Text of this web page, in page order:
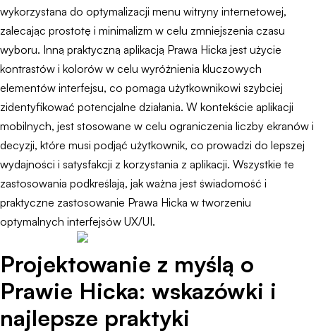
wykorzystana do optymalizacji menu witryny internetowej,
zalecając prostotę i minimalizm w celu zmniejszenia czasu
wyboru. Inną praktyczną aplikacją Prawa Hicka jest użycie
kontrastów i kolorów w celu wyróżnienia kluczowych
elementów interfejsu, co pomaga użytkownikowi szybciej
zidentyfikować potencjalne działania. W kontekście aplikacji
mobilnych, jest stosowane w celu ograniczenia liczby ekranów i
decyzji, które musi podjąć użytkownik, co prowadzi do lepszej
wydajności i satysfakcji z korzystania z aplikacji. Wszystkie te
zastosowania podkreślają, jak ważna jest świadomość i
praktyczne zastosowanie Prawa Hicka w tworzeniu
optymalnych interfejsów UX/UI.
Projektowanie z myślą o
Prawie Hicka: wskazówki i
najlepsze praktyki